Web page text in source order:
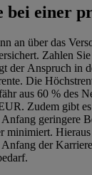
bei einer
an über das
Zahlen
der Anspruch in
Die
aus 60 % des
Zudem gibt
geringere
Hieraus
der